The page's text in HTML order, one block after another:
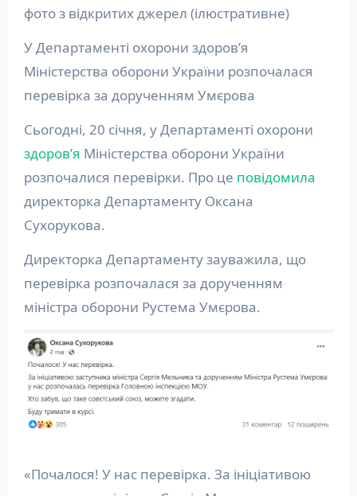
фото з відкритих джерел (ілюстративне)
У Департаменті охорони здоров’я
Міністерства оборони України розпочалася
перевірка за дорученням Умєрова
Сьогодні, 20 січня, у Департаменті охорони
здоров’я Міністерства оборони України
розпочалися перевірки. Про це повідомила
директорка Департаменту Оксана
Сухорукова.
Директорка Департаменту зауважила, що
перевірка розпочалася за дорученням
міністра оборони Рустема Умєрова.
«Почалося! У нас перевірка. За ініціативою